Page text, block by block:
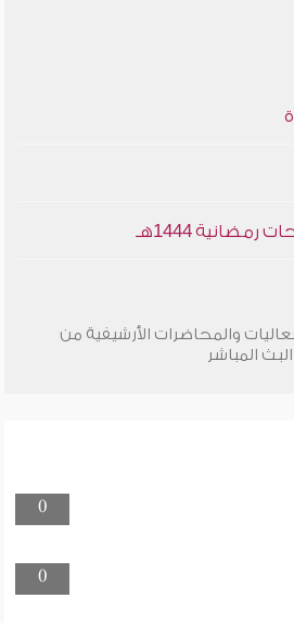
1444هـ
والمحاضرات الأرشيفية من
المباشر
0
0